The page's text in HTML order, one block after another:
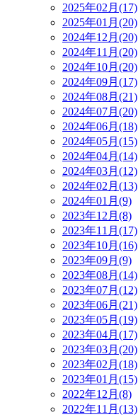
2025年02月(17)
2025年01月(20)
2024年12月(20)
2024年11月(20)
2024年10月(20)
2024年09月(17)
2024年08月(21)
2024年07月(20)
2024年06月(18)
2024年05月(15)
2024年04月(14)
2024年03月(12)
2024年02月(13)
2024年01月(9)
2023年12月(8)
2023年11月(17)
2023年10月(16)
2023年09月(9)
2023年08月(14)
2023年07月(12)
2023年06月(21)
2023年05月(19)
2023年04月(17)
2023年03月(20)
2023年02月(18)
2023年01月(15)
2022年12月(8)
2022年11月(13)